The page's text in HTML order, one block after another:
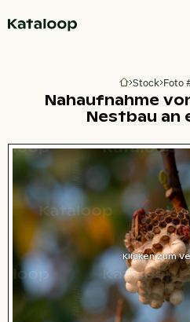
Zur
Stock Foto
Nahaufnahme
Nestbau an
Klicken zum